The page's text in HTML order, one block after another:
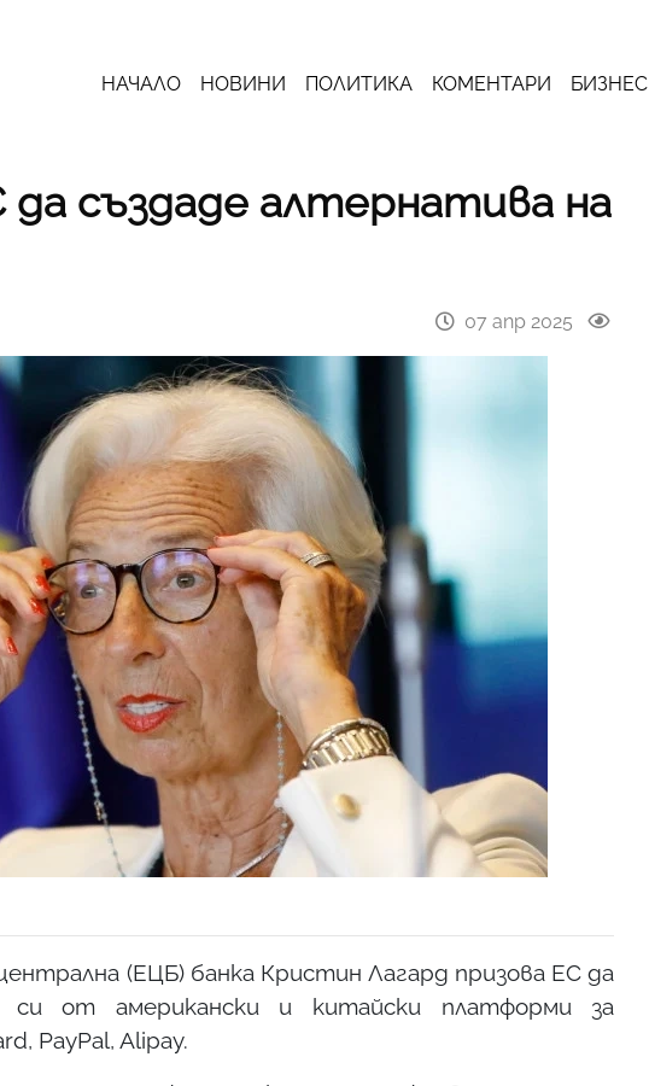
НАЧАЛО НОВИНИ ПОЛИТИКА КОМЕНТАРИ БИЗНЕС
създаде алтернатива на
07 апр 2025
(ЕЦБ) банка Кристин Лагард призова ЕС да
си от американски и китайски платформи за
PayPal, Alipay.